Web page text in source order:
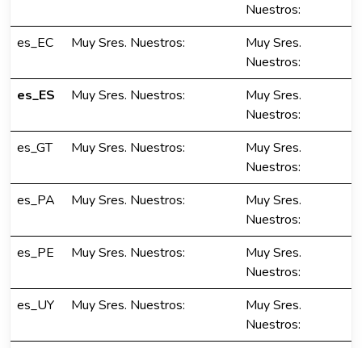
Nuestros:
es_EC
Muy Sres. Nuestros:
Muy Sres.
Nuestros:
es_ES
Muy Sres. Nuestros:
Muy Sres.
Nuestros:
es_GT
Muy Sres. Nuestros:
Muy Sres.
Nuestros:
es_PA
Muy Sres. Nuestros:
Muy Sres.
Nuestros:
es_PE
Muy Sres. Nuestros:
Muy Sres.
Nuestros:
es_UY
Muy Sres. Nuestros:
Muy Sres.
Nuestros: